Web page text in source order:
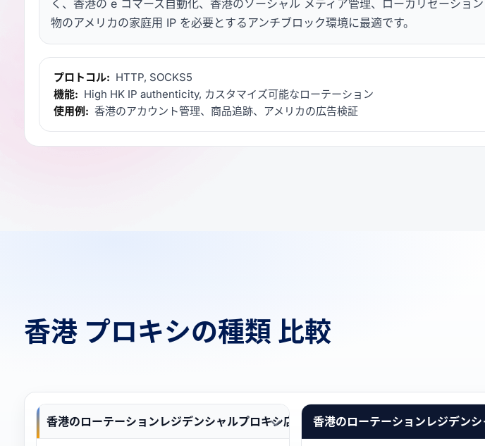
く、香港の e コマース自動化、香港のソーシャル メディア管理、ローカリゼーショ
物のアメリカの家庭用 IP を必要とするアンチブロック環境に最適です。
プロトコル: HTTP, SOCKS5
機能: High HK IP authenticity, カスタマイズ可能なローテーション
使用例: 香港のアカウント管理、商品追跡、アメリカの広告検証
香港 プロキシの種類 比較
香港のローテーションレジデンシャルプロキシ店 香港のローテーションレジデン